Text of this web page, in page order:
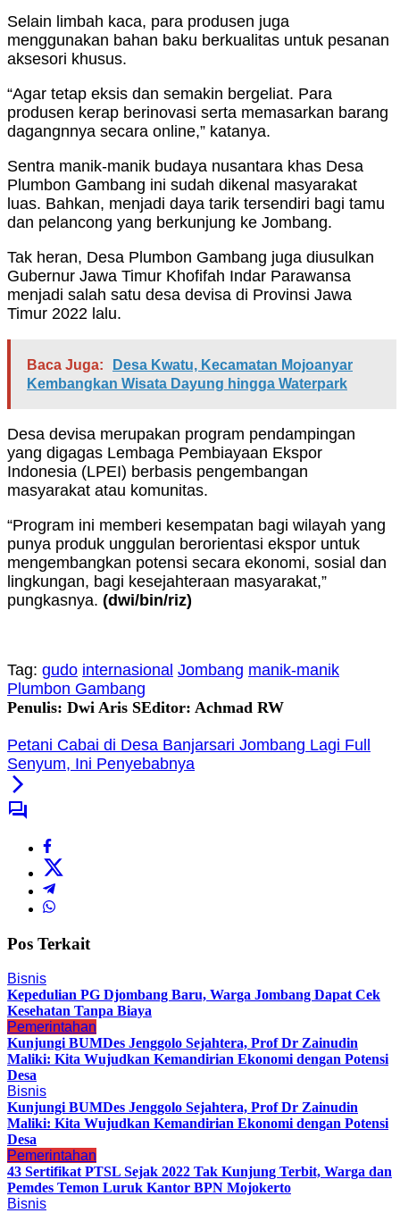
Selain limbah kaca, para produsen juga
menggunakan bahan baku berkualitas untuk pesanan
aksesori khusus.
“Agar tetap eksis dan semakin bergeliat. Para
produsen kerap berinovasi serta memasarkan barang
dagangnnya secara online,” katanya.
Sentra manik-manik budaya nusantara khas Desa
Plumbon Gambang ini sudah dikenal masyarakat
luas. Bahkan, menjadi daya tarik tersendiri bagi tamu
dan pelancong yang berkunjung ke Jombang.
Tak heran, Desa Plumbon Gambang juga diusulkan
Gubernur Jawa Timur Khofifah Indar Parawansa
menjadi salah satu desa devisa di Provinsi Jawa
Timur 2022 lalu.
Baca Juga:
Desa Kwatu, Kecamatan Mojoanyar
Kembangkan Wisata Dayung hingga Waterpark
Desa devisa merupakan program pendampingan
yang digagas Lembaga Pembiayaan Ekspor
Indonesia (LPEI) berbasis pengembangan
masyarakat atau komunitas.
“Program ini memberi kesempatan bagi wilayah yang
punya produk unggulan berorientasi ekspor untuk
mengembangkan potensi secara ekonomi, sosial dan
lingkungan, bagi kesejahteraan masyarakat,”
pungkasnya. (dwi/bin/riz)
Tag: gudo internasional Jombang manik-manik
Plumbon Gambang
Penulis: Dwi Aris SEditor: Achmad RW
Petani Cabai di Desa Banjarsari Jombang Lagi Full
Senyum, Ini Penyebabnya
Pos Terkait
Bisnis
Kepedulian PG Djombang Baru, Warga Jombang Dapat Cek
Kesehatan Tanpa Biaya
Pemerintahan
Kunjungi BUMDes Jenggolo Sejahtera, Prof Dr Zainudin
Maliki: Kita Wujudkan Kemandirian Ekonomi dengan Potensi
Desa
Bisnis
Kunjungi BUMDes Jenggolo Sejahtera, Prof Dr Zainudin
Maliki: Kita Wujudkan Kemandirian Ekonomi dengan Potensi
Desa
Pemerintahan
43 Sertifikat PTSL Sejak 2022 Tak Kunjung Terbit, Warga dan
Pemdes Temon Luruk Kantor BPN Mojokerto
Bisnis